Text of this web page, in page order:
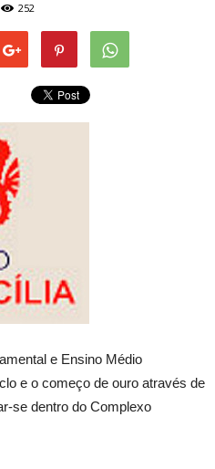
252
e Ensino Médio
e o começo de ouro através de
se dentro do Complexo